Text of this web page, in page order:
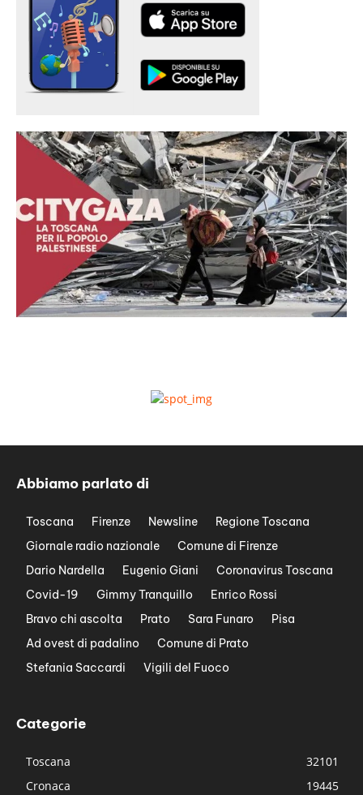
Abbiamo parlato di
Toscana Firenze Newsline
Regione Toscana
Giornale radio nazionale
Comune di Firenze
Dario Nardella
Eugenio Giani
Coronavirus Toscana
Covid-19
Gimmy Tranquillo
Enrico Rossi
Bravo chi ascolta
Prato Sara Funaro
Pisa
Ad ovest di padalino
Comune di Prato
Stefania Saccardi
Vigili del Fuoco
Categorie
Toscana
32101
Cronaca
19445